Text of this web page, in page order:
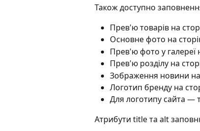
Також доступно
Прев'ю товарів на
Основне фото на
Прев'ю фото у галереї
Прев'ю розділу на
Зображення новини на
Логотип бренду на
Для логотипу сайта —
Атрибути title та alt